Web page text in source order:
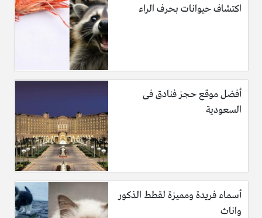
اكتشاف حيوانات بحرف الراء
أفضل موقع حجز فنادق فى
السعودية
أسماء فريدة ومميزة لقطط الذكور
واناث